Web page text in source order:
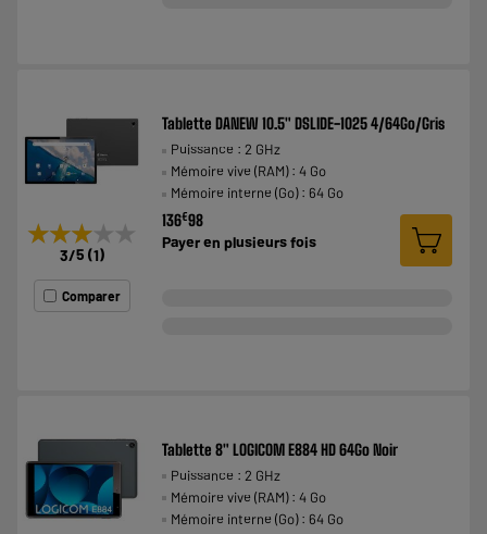
★★★★★
★★★★★
3/5 (1)
Comparer
Tablette DANEW 10.5" DSLIDE-1025 4/64Go/Gris
Puissance : 2 GHz
Mémoire vive (RAM) : 4 Go
Mémoire interne (Go) : 64 Go
136€98
Payer en plusieurs fois
Tablette 8" LOGICOM E884 HD 64Go Noir
Puissance : 2 GHz
Mémoire vive (RAM) : 4 Go
Mémoire interne (Go) : 64 Go